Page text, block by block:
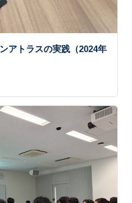
アトラスの実践（2024年